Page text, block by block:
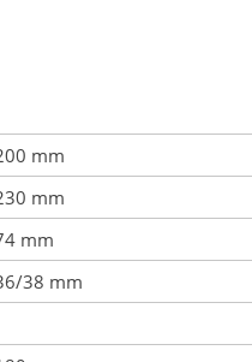
mm
mm
mm
38 mm